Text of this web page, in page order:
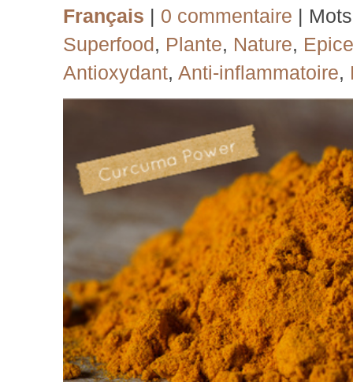
Français | 0 commentaire |
Superfood, Plante, Nature, Epice
Antioxydant, Anti-inflammatoire,